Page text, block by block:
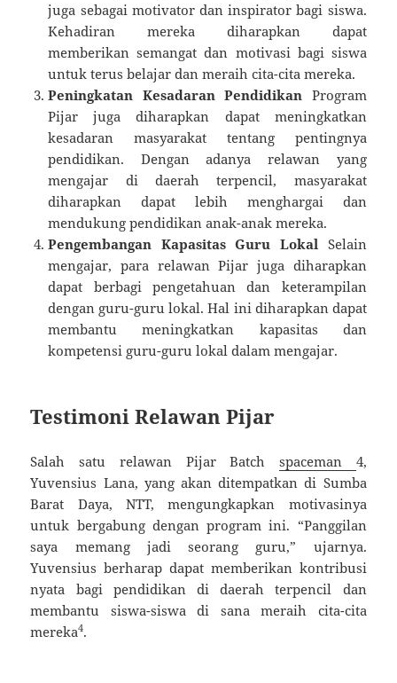
juga sebagai motivator dan inspirator bagi siswa.
Kehadiran mereka diharapkan dapat
memberikan semangat dan motivasi bagi siswa
untuk terus belajar dan meraih cita-cita mereka.
Peningkatan Kesadaran Pendidikan Program
Pijar juga diharapkan dapat meningkatkan
kesadaran masyarakat tentang pentingnya
pendidikan. Dengan adanya relawan yang
mengajar di daerah terpencil, masyarakat
diharapkan dapat lebih menghargai dan
mendukung pendidikan anak-anak mereka.
Pengembangan Kapasitas Guru Lokal Selain
mengajar, para relawan Pijar juga diharapkan
dapat berbagi pengetahuan dan keterampilan
dengan guru-guru lokal. Hal ini diharapkan dapat
membantu meningkatkan kapasitas dan
kompetensi guru-guru lokal dalam mengajar.
Testimoni Relawan Pijar
Salah satu relawan Pijar Batch spaceman 4,
Yuvensius Lana, yang akan ditempatkan di Sumba
Barat Daya, NTT, mengungkapkan motivasinya
untuk bergabung dengan program ini. “Panggilan
saya memang jadi seorang guru,” ujarnya.
Yuvensius berharap dapat memberikan kontribusi
nyata bagi pendidikan di daerah terpencil dan
membantu siswa-siswa di sana meraih cita-cita
mereka4.